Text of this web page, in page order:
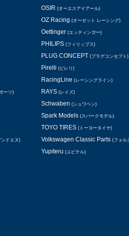
ーツ)
ンドエヌ)
OSIR (オーエスアイアール)
OZ Racing (オーゼット レーシング)
Oettinger (エッティンガー)
PHILIPS (フィリップス)
PLUG CONCEPT (プラグコンセプト)
Pirelli (ピレリ)
RacingLine (レーシングライン)
RAYS (レイズ)
Schwaben (シュワベン)
Spark Models (スパークモデル)
TOYO TIRES (トーヨータイヤ)
Volkswagen Classic Parts (フォル
Yupiteru (ユピテル)